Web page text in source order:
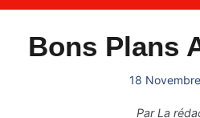
Bons Plans
18
ParLa